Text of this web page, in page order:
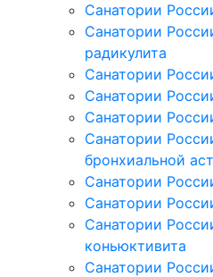
Санатории
Санатории
радикулита
Санатории
Санатории
Санатории
Санатории
бронхиальной
Санатории
Санатории
Санатории
коньюктивита
Санатории